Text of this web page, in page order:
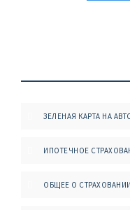
ЗЕЛЕНАЯ КАРТА НА
ИПОТЕЧНОЕ
ОБЩЕЕ О СТРАХОВАНИИ